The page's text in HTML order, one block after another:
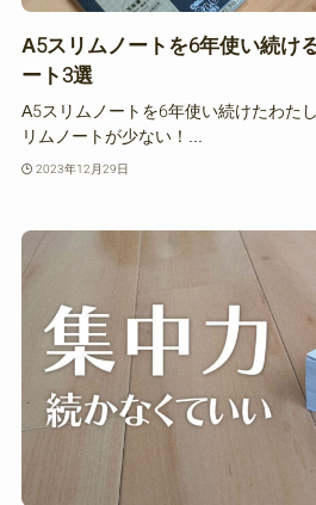
A5スリムノートを6年使い続け
ート3選
A5スリムノートを6年使い続けたわた
リムノートが少ない！...
2023年12月29日